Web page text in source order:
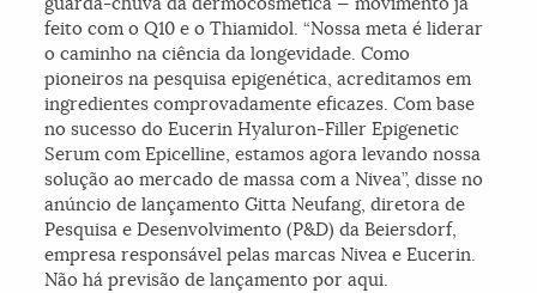
feito com o Q10 e o Thiamidol. “Nossa meta é liderar
o caminho na ciência da longevidade. Como
pioneiros na pesquisa epigenética, acreditamos em
ingredientes comprovadamente eficazes. Com base
no sucesso do Eucerin Hyaluron-Filler Epigenetic
Serum comEpicelline, estamos agora levando nossa
solução ao mercado de massa com a Nivea”, disse no
anúncio de lançamento Gitta Neufang, diretora de
Pesquisa e Desenvolvimento (P&D) da Beiersdorf,
empresa responsável pelas marcas Nivea e Eucerin.
Não há previsão de lançamento por aqui.